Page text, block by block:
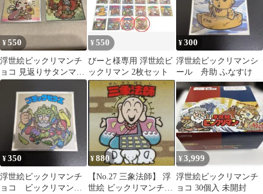
¥550
浮世絵ビックリマンチ
ョコ 見返りサタンマリ
ア お救い観音 2枚セ
ット
¥550
びーと様専用 浮世絵ビ
ックリマン 2枚セット
¥300
浮世絵ビックリマンシ
ール 舟助 ふなすけ
¥350
浮世絵ビックリマンチ
ョコ ビックリマンシ
¥880
【No.27 三象法師】 浮
世絵 ビックリマンチョ
¥3,999
浮世絵ビックリマンチ
ョコ 30個入 未開封